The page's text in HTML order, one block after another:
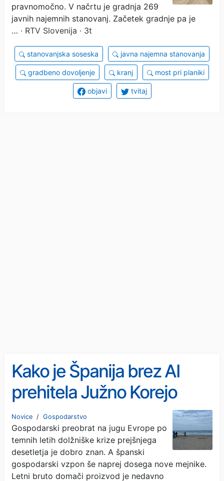
pravnomočno. V načrtu je gradnja 269
javnih najemnih stanovanj. Začetek gradnje pa je
… · RTV Slovenija · 3t
stanovanjska soseska javna najemna stanovanja
gradbeno dovoljenje kranj most pri planiki
objavi tvitaj
Kako je Španija brez AI
prehitela Južno Korejo
(mnenje)
Novice / Gospodarstvo
Gospodarski preobrat na jugu Evrope po
temnih letih dolžniške krize prejšnjega
desetletja je dobro znan. A španski
gospodarski vzpon še naprej dosega nove mejnike.
Letni bruto domači proizvod je nedavno